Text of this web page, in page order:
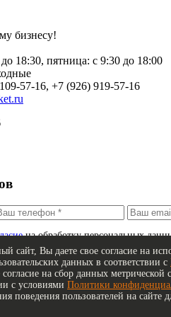
сайт, Вы даете свое согласие на
данных в соответствии с
согласие на сбор данных метрической
с условиями Политики
поведения пользователей на сайте
бизнесу!
18:30, пятница: с 9:30 до 18:00
57-16, +7 (926) 919-57-16
на обработку персональных
Мы свяжемся с